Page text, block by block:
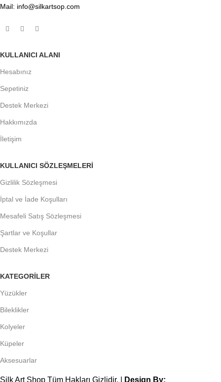
Mail: info@silkartsop.com
KULLANICI ALANI
Hesabınız
Sepetiniz
Destek Merkezi
Hakkımızda
İletişim
KULLANICI SÖZLEŞMELERİ
Gizlilik Sözleşmesi
İptal ve İade Koşulları
Mesafeli Satış Sözleşmesi
Şartlar ve Koşullar
Destek Merkezi
KATEGORİLER
Yüzükler
Bileklikler
Kolyeler
Küpeler
Aksesuarlar
Silk Art Shop Tüm Hakları Gizlidir. | Design By;